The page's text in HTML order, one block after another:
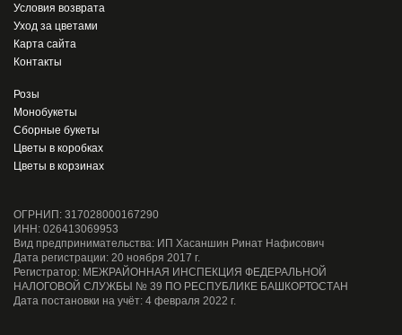
Условия возврата
Уход за цветами
Карта сайта
Контакты
Розы
Монобукеты
Сборные букеты
Цветы в коробках
Цветы в корзинах
ОГРНИП: 317028000167290
ИНН: 026413069953
Вид предпринимательства: ИП Хасаншин Ринат Нафисович
Дата регистрации: 20 ноября 2017 г.
Регистратор: МЕЖРАЙОННАЯ ИНСПЕКЦИЯ ФЕДЕРАЛЬНОЙ
НАЛОГОВОЙ СЛУЖБЫ № 39 ПО РЕСПУБЛИКЕ БАШКОРТОСТАН
Дата постановки на учёт: 4 февраля 2022 г.